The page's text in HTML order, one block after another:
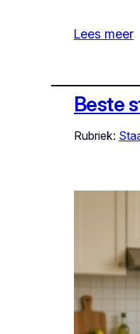
Lees meer
Beste
Rubriek: